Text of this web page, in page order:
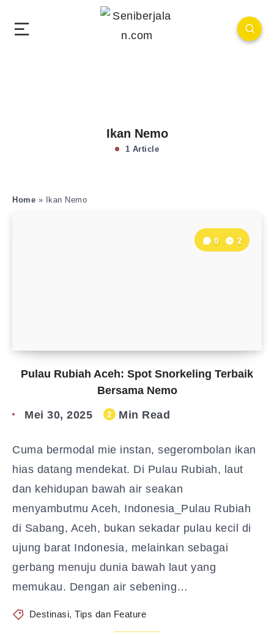
Ikan Nemo
1 Article
Home » Ikan Nemo
Pulau Rubiah Aceh: Spot Snorkeling Terbaik
Bersama Nemo
0 2
Mei 30, 2025 2 Min Read
Cuma bermodal mie instan, segerombolan ikan
hias datang mendekat. Di Pulau Rubiah, laut
dan kehidupan bawah air seakan
menyambutmu Aceh, Indonesia_Pulau Rubiah
di Sabang, Aceh, bukan sekadar pulau kecil di
ujung barat Indonesia, melainkan sebagai
gerbang menuju dunia bawah laut yang
memukau. Dengan air sebening…
Destinasi, Tips dan Feature